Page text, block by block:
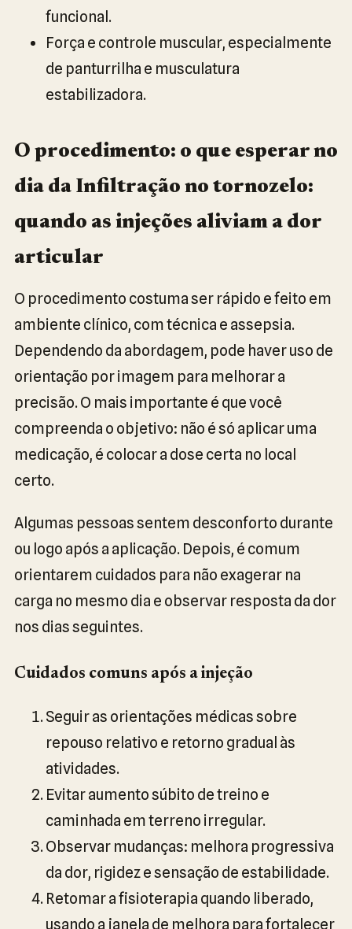
funcional.
Força e controle muscular, especialmente
de panturrilha e musculatura
estabilizadora.
O procedimento: o que esperar no
dia da Infiltração no tornozelo:
quando as injeções aliviam a dor
articular
O procedimento costuma ser rápido e feito em
ambiente clínico, com técnica e assepsia.
Dependendo da abordagem, pode haver uso de
orientação por imagem para melhorar a
precisão. O mais importante é que você
compreenda o objetivo: não é só aplicar uma
medicação, é colocar a dose certa no local
certo.
Algumas pessoas sentem desconforto durante
ou logo após a aplicação. Depois, é comum
orientarem cuidados para não exagerar na
carga no mesmo dia e observar resposta da dor
nos dias seguintes.
Cuidados comuns após a injeção
Seguir as orientações médicas sobre
repouso relativo e retorno gradual às
atividades.
Evitar aumento súbito de treino e
caminhada em terreno irregular.
Observar mudanças: melhora progressiva
da dor, rigidez e sensação de estabilidade.
Retomar a fisioterapia quando liberado,
usando a janela de melhora para fortalecer